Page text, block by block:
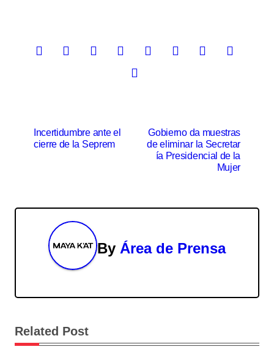
N
e
i
ó
Incertidumbre ante el
cierre de la Seprem
Gobierno da muestras
de eliminar la Secretar
ía Presidencial de la
Mujer
By Área de Prensa
Related Post